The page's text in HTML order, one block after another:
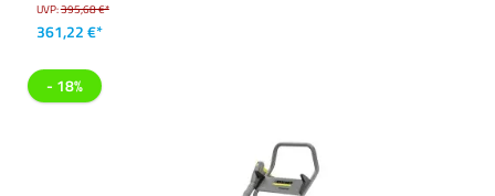
UVP:395,68 €*
361,22 €*
- 18%